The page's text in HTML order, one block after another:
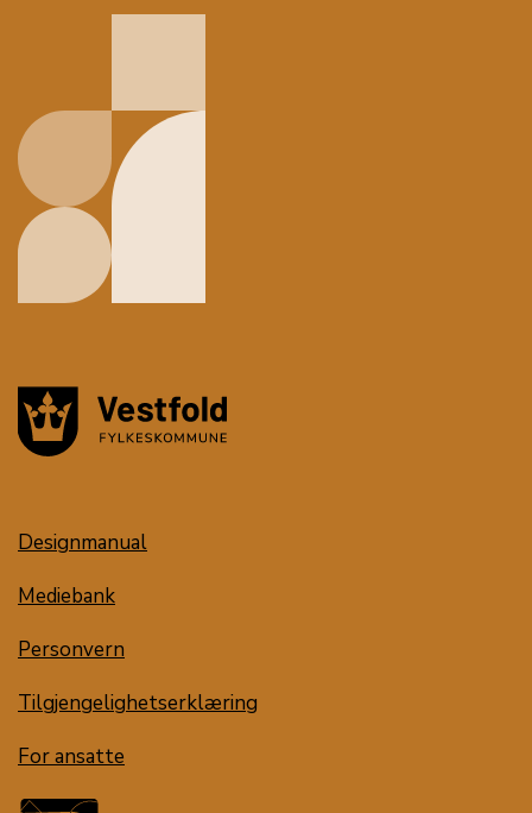
Designmanual
Mediebank
Personvern
Tilgjengelighetserklæring
For ansatte